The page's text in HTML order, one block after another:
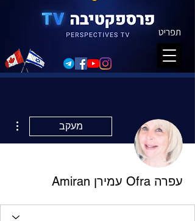
תפריט
מעקב
עפרה Ofra עמירן Amiran